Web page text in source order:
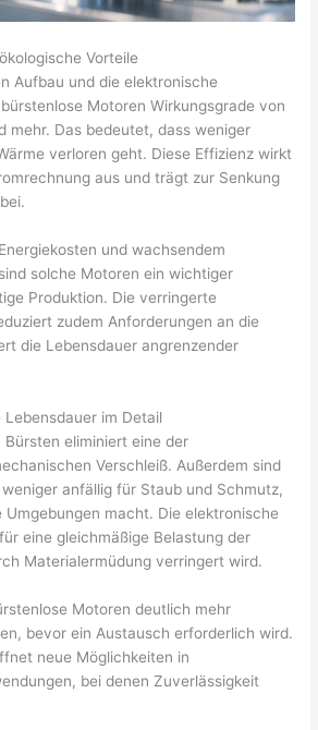
Vorteile
Aufbau und die elektronische
Motoren Wirkungsgrade von
mehr. Das bedeutet, dass weniger
verloren geht. Diese Effizienz wirkt
aus und trägt zur Senkung
und wachsendem
solche Motoren ein wichtiger
Produktion. Die verringerte
zudem Anforderungen an die
die Lebensdauer angrenzender
im Detail
eliminiert eine der
Verschleiß. Außerdem sind
anfällig für Staub und Schmutz,
Umgebungen macht. Die elektronische
eine gleichmäßige Belastung der
Materialermüdung verringert wird.
Motoren deutlich mehr
bevor ein Austausch erforderlich wird.
neue Möglichkeiten in
bei denen Zuverlässigkeit